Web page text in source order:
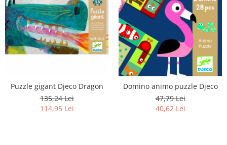
Puzzle gigant Djeco Dragon
135,24 Lei
114,95 Lei
Domino animo puzzle Djeco
47,79 Lei
40,62 Lei